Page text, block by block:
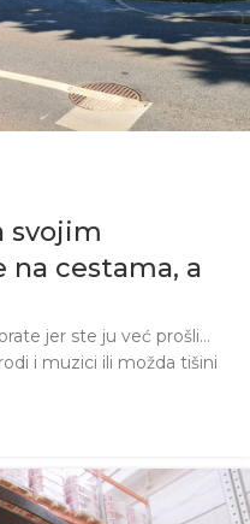
svojim
na cestama, a
jer ste ju već prošli…
i muzici ili možda tišini